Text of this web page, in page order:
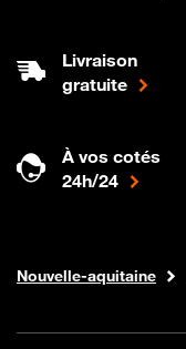
Livraison
gratuite
À vos cotés
24h/24
Boutique Orange
Internet fibre
Nouvelle-aquitaine